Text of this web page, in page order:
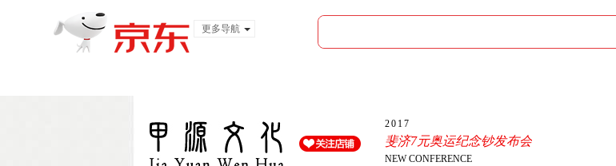
更多导航
2017
斐济7元奥运纪念钞发布会
NEW CONFERENCE